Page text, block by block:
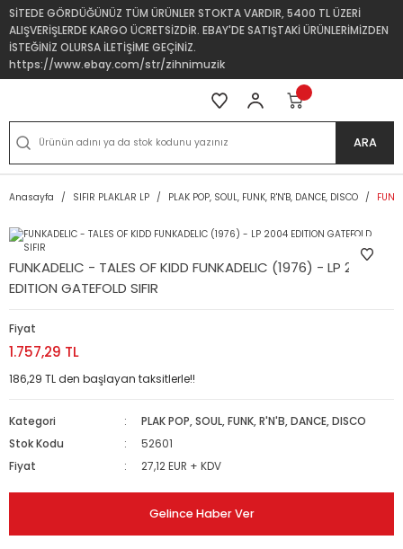
SİTEDE GÖRDÜĞÜNÜZ TÜM ÜRÜNLER STOKTA VARDIR, 5400 TL ÜZERİ
ALIŞVERİŞLERDE KARGO ÜCRETSİZDİR. EBAY'DE SATIŞTAKİ ÜRÜNLERİMİZDEN
İSTEĞİNİZ OLURSA İLETİŞİME GEÇİNİZ.
https://www.ebay.com/str/zihnimuzik
ARA
Anasayfa SIFIR PLAKLAR LP PLAK POP, SOUL, FUNK, R'N'B, DANCE, DISCO
FUNKADELIC - TALES OF KIDD FUNKADELIC (1976) - LP 2004
EDITION GATEFOLD SIFIR
Fiyat
1.757,29 TL
186,29 TL den başlayan taksitlerle!!
Kategori
PLAK POP, SOUL, FUNK, R'N'B, DANCE, DISCO
Stok Kodu
52601
Fiyat
27,12 EUR + KDV
Gelince Haber Ver